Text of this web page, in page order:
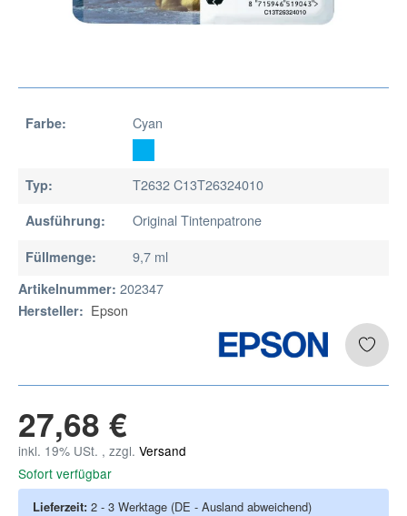
Farbe: Cyan
Typ: T2632 C13T26324010
Ausführung: Original Tintenpatrone
Füllmenge: 9,7 ml
Artikelnummer: 202347
Hersteller: Epson
27,68 €
inkl. 19% USt. , zzgl. Versand
Sofort verfügbar
Lieferzeit: 2 - 3 Werktage (DE - Ausland abweichend)